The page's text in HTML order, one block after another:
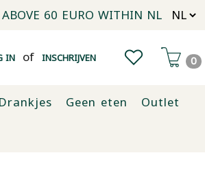
ABOVE 60 EURO WITHIN NL
IN of INSCHRIJVEN 0
Drankjes Geen eten
Outlet